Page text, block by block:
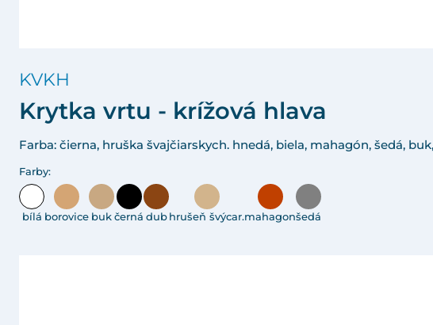
KVKH
Krytka vrtu - krížová hlava
Farba: čierna, hruška švajčiarskych. hnedá, biela, mahagón, šedá,
Farby:
bílá borovice buk černá dub hrušeň švýcar.mahagonšedá